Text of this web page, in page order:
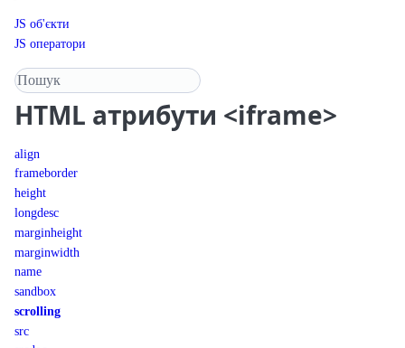
JS об'єкти
JS оператори
Пошук у довіднику
HTML атрибути <iframe>
align
frameborder
height
longdesc
marginheight
marginwidth
name
sandbox
scrolling
src